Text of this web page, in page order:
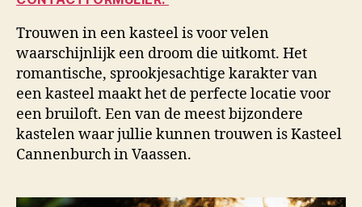
Trouwen in een kasteel is voor velen
waarschijnlijk een droom die uitkomt. Het
romantische, sprookjesachtige karakter van
een kasteel maakt het de perfecte locatie voor
een bruiloft. Een van de meest bijzondere
kastelen waar jullie kunnen trouwen is Kasteel
Cannenburch in Vaassen.